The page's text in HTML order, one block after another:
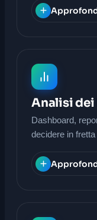
Analisi dei
Dashboard,
decidere in fretta